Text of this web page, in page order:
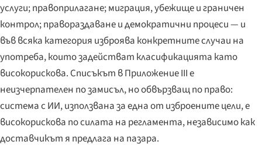
услуги; правоприлагане; миграция, убежище и граничен
контрол; правораздаване и демократични процеси — и
във всяка категория изброява конкретните случаи на
употреба, които задействат класификацията като
високорискова. Списъкът в Приложение III е
неизчерпателен по замисъл, но обвързващ по право:
система с ИИ, използвана за една от изброените цели, е
високорискова по силата на регламента, независимо как
доставчикът я предлага на пазара.